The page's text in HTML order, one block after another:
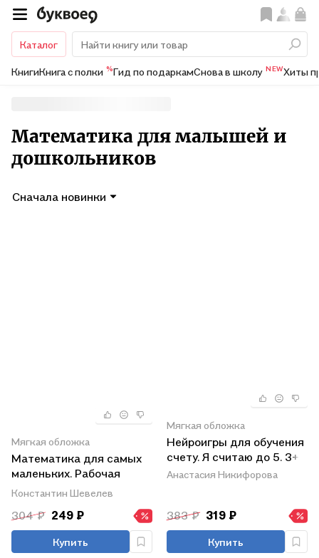
Каталог
КнигиКнига с полки %Гид по подаркамСнова в школу NEWХиты
Математика для малышей и
дошкольников
Сначала новинки
Мягкая обложка
Математика для самых
маленьких. Рабочая
тетрадь для детей 3-4
Константин Шевелев
304 ₽ 249 ₽
Купить
Мягкая обложка
Нейроигры для обучения
счету. Я считаю до 5. 3+
Анастасия Никифорова
383 ₽ 319 ₽
Купить